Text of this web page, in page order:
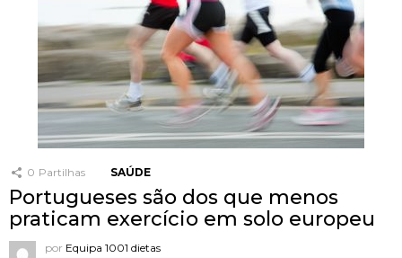
0 Partilhas SAÚDE
Portugueses são dos que menos
praticam exercício em solo europeu
por Equipa 1001 dietas